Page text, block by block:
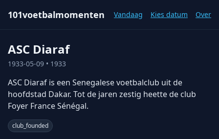
101voetbalmomenten Vandaag Kies datum Over
ASC Diaraf
1933-05-09 • 1933
ASC Diaraf is een Senegalese voetbalclub uit de
hoofdstad Dakar. Tot de jaren zestig heette de club
Foyer France Sénégal.
club_founded